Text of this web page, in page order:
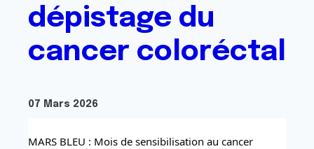
dépistage du
cancer coloréctal
07 Mars 2026
MARS BLEU : Mois de sensibilisation au cancer